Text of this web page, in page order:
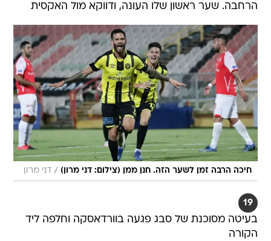
הרחבה. שער ראשון שלו העונה, ודווקא מול האקסית
חיכה הרבה זמן לשער הזה. חנן ממן (צילום: דני מרון) / דני מרון
19
בעיטה מסוכנת של סבג פגעה בוורדאסקה וחלפה ליד
הקורה